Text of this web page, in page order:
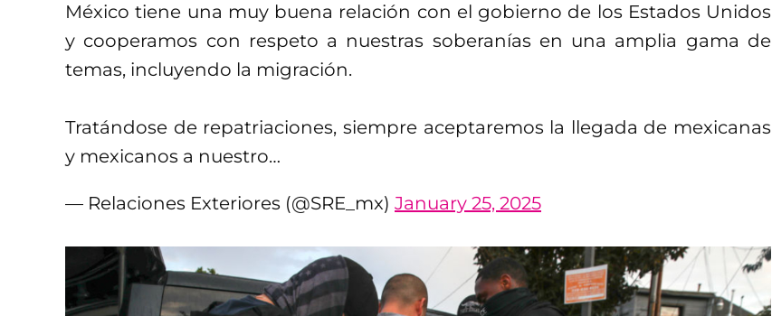
México tiene una muy buena relación con el gobierno de los Estados Unidos
y cooperamos con respeto a nuestras soberanías en una amplia gama de
temas, incluyendo la migración.
Tratándose de repatriaciones, siempre aceptaremos la llegada de mexicanas
y mexicanos a nuestro…
— Relaciones Exteriores (@SRE_mx) January 25, 2025